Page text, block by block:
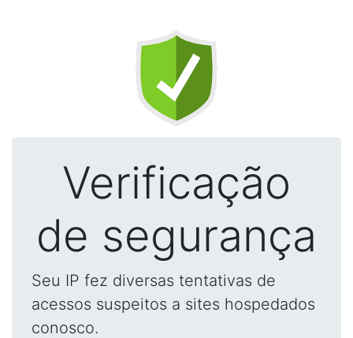
Verificação
de segurança
Seu IP fez diversas tentativas de
acessos suspeitos a sites hospedados
conosco.